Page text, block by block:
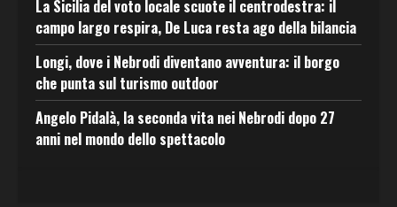
La Sicilia del voto locale scuote il centrodestra: il
campo largo respira, De Luca resta ago della bilancia
Longi, dove i Nebrodi diventano avventura: il borgo
che punta sul turismo outdoor
Angelo Pidalà, la seconda vita nei Nebrodi dopo 27
anni nel mondo dello spettacolo